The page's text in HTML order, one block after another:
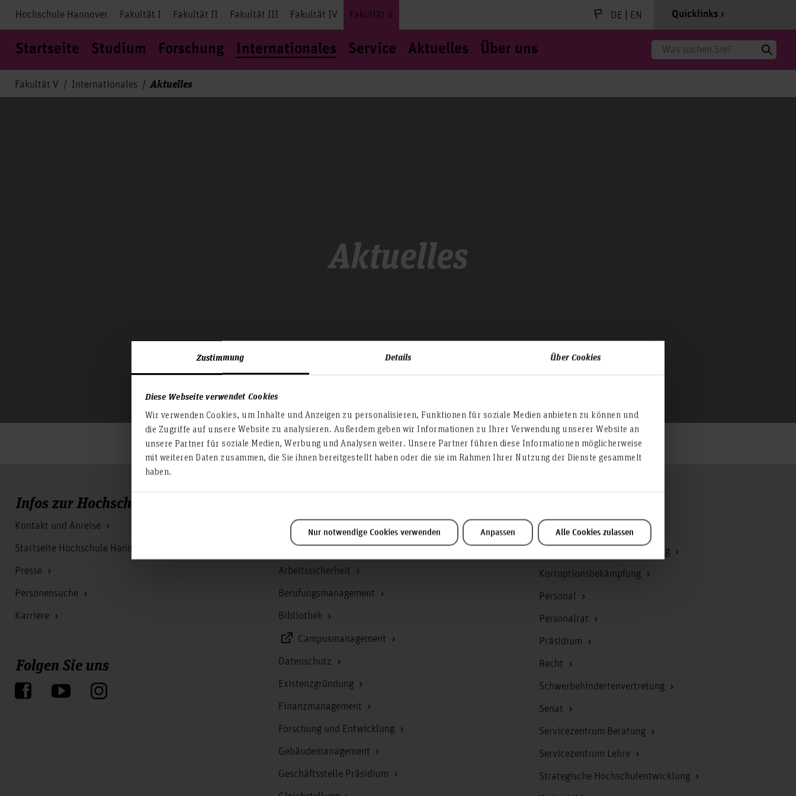
Zustimmung Details Über Cookies
Diese Webseite verwendet Cookies
Wir verwenden Cookies, um Inhalte und Anzeigen zu personalisieren, Funktionen für soziale Medien anbieten zu können und
die Zugriffe auf unsere Website zu analysieren. Außerdem geben wir Informationen zu Ihrer Verwendung unserer Website an
unsere Partner für soziale Medien, Werbung und Analysen weiter. Unsere Partner führen diese Informationen möglicherweise
mit weiteren Daten zusammen, die Sie ihnen bereitgestellt haben oder die sie im Rahmen Ihrer Nutzung der Dienste gesammelt
haben.
Nur notwendige Cookies verwenden Anpassen Alle Cookies zulassen
Hochschule Hannover Fakultät I Fakultät II Fakultät III Fakultät IV Fakultät V DE | EN Quicklinks
Startseite Studium Forschung Internationales Service Aktuelles Über uns Suche
Fakultät V Internationales Aktuelles
Aktuelles
Infos zur Hochschule
Kontakt und Anreise
Startseite Hochschule Hannover
Presse
Personensuche
Karriere
Folgen Sie uns
Akademische Angelegenheiten
Antidiskriminierungsstelle
Arbeitssicherheit
Berufungsmanagement
Bibliothek
Campusmanagement
Datenschutz
Existenzgründung
Finanzmanagement
Forschung und Entwicklung
Gebäudemanagement
Geschäftsstelle Präsidium
Hochschulrat
Kommunikation und Marketing
Korruptionsbekämpfung
Personal
Personalrat
Präsidium
Recht
Schwerbehindertenvertretung
Senat
Servicezentrum Beratung
Servicezentrum Lehre
Strategische Hochschulentwicklung